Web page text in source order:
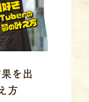
を出
方